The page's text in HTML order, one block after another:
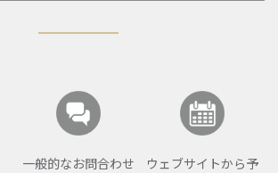
一般的なお問合わせ
ウェブサイトから予